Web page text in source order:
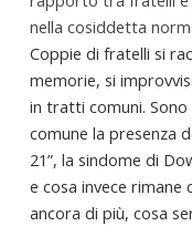
nella cosiddetta
Coppie di fratelli si
memorie, si
in tratti comuni.
comune la presenza
21”, la sindome di
e cosa invece rimane
ancora di più, cosa